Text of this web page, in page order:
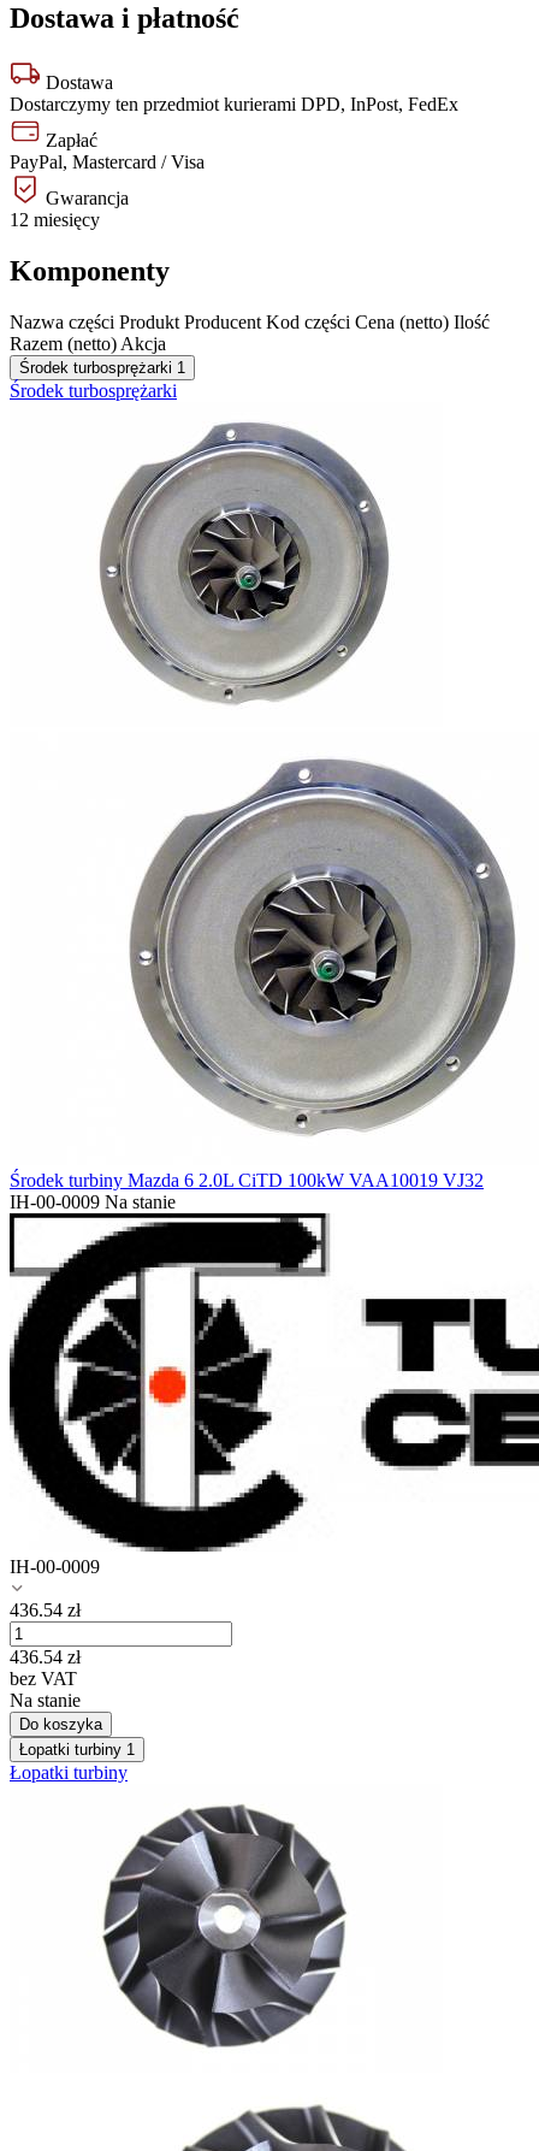
Dostawa i płatność
Dostawa
Dostarczymy ten przedmiot kurierami DPD, InPost, FedEx
Zapłać
PayPal, Mastercard / Visa
Gwarancja
12 miesięcy
Komponenty
Nazwa części Produkt Producent Kod części Cena (netto) Ilość
Razem (netto) Akcja
Środek turbosprężarki 1
Środek turbosprężarki
Środek turbiny Mazda 6 2.0L CiTD 100kW VAA10019 VJ32
IH-00-0009 Na stanie
IH-00-0009
436.54 zł
436.54 zł
bez VAT
Na stanie
Do koszyka
Łopatki turbiny 1
Łopatki turbiny